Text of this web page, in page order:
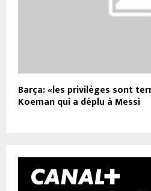
Barça: «les privilèges sont
Koeman qui a déplu à Messi